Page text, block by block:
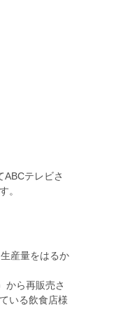
テレビさ
。
産量をはるか
から再販売さ
いる飲食店様